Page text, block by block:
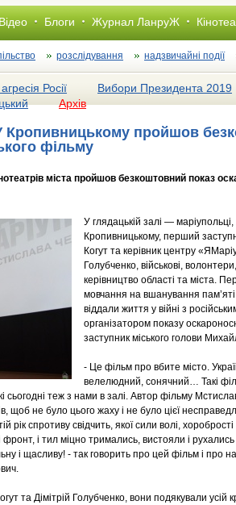
Блоги Журнал ЛанруЖ
розслiдування надзвичайні події
Росії Вибори Президента 2019
Архів
Кропивницькому пройшов
фільму
міста пройшов безкоштовний показ
У глядацькій залі —
Кропивницькому, перший
Когут та керівник центру
Голубченко, військові,
керівництво області та міста.
мовчання на вшанування пам’яті
віддали життя у війні з
організатором показу
заступник міського голови
- Це фільм про вбите місто.
велелюдний, сонячний… Такі
сьогодні теж з нами в залі. Автор фільму
щоб не було цього жаху і не було цієї
рік спротиву свідчить, якої сили волі,
і тил міцно тримались, вистояли і
і щасливу! - так говорить про цей фільм і про
та Дімітрій Голубченко, вони подякували усій